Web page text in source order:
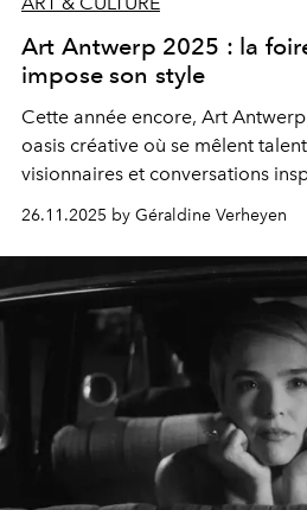
Art Antwerp 2025 : la
impose son style
Cette année encore, Art
oasis créative où se mêlent
visionnaires et conversations
humaine qui cultive le chic, la
26.11.2025 by Géraldine Verheyen